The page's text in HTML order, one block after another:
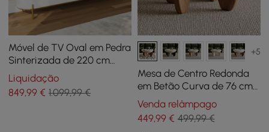
Móvel de TV Oval em Pedra
Sinterizada de 220 cm
com 4 Gavetas e Prateleira
Liquidação
849,99 € 1.099,99 €
+5
Mesa de Centro Redonda
em Betão Curva de 76 cm
com Pés em Madeira de
Freixo
Venda relâmpago
449,99€ 499,99 €